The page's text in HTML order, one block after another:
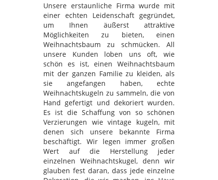
Unsere erstaunliche Firma wurde mit
einer echten Leidenschaft gegründet,
um Ihnen äußerst attraktive
Möglichkeiten zu bieten, einen
Weihnachtsbaum zu schmücken. All
unsere Kunden loben uns oft, wie
schön es ist, einen Weihnachtsbaum
mit der ganzen Familie zu kleiden, als
sie angefangen haben, echte
Weihnachtskugeln zu sammeln, die von
Hand gefertigt und dekoriert wurden.
Es ist die Schaffung von so schönen
Verzierungen wie vintage kugeln, mit
denen sich unsere bekannte Firma
beschäftigt. Wir legen immer großen
Wert auf die Herstellung jeder
einzelnen Weihnachtskugel, denn wir
glauben fest daran, dass jede einzelne